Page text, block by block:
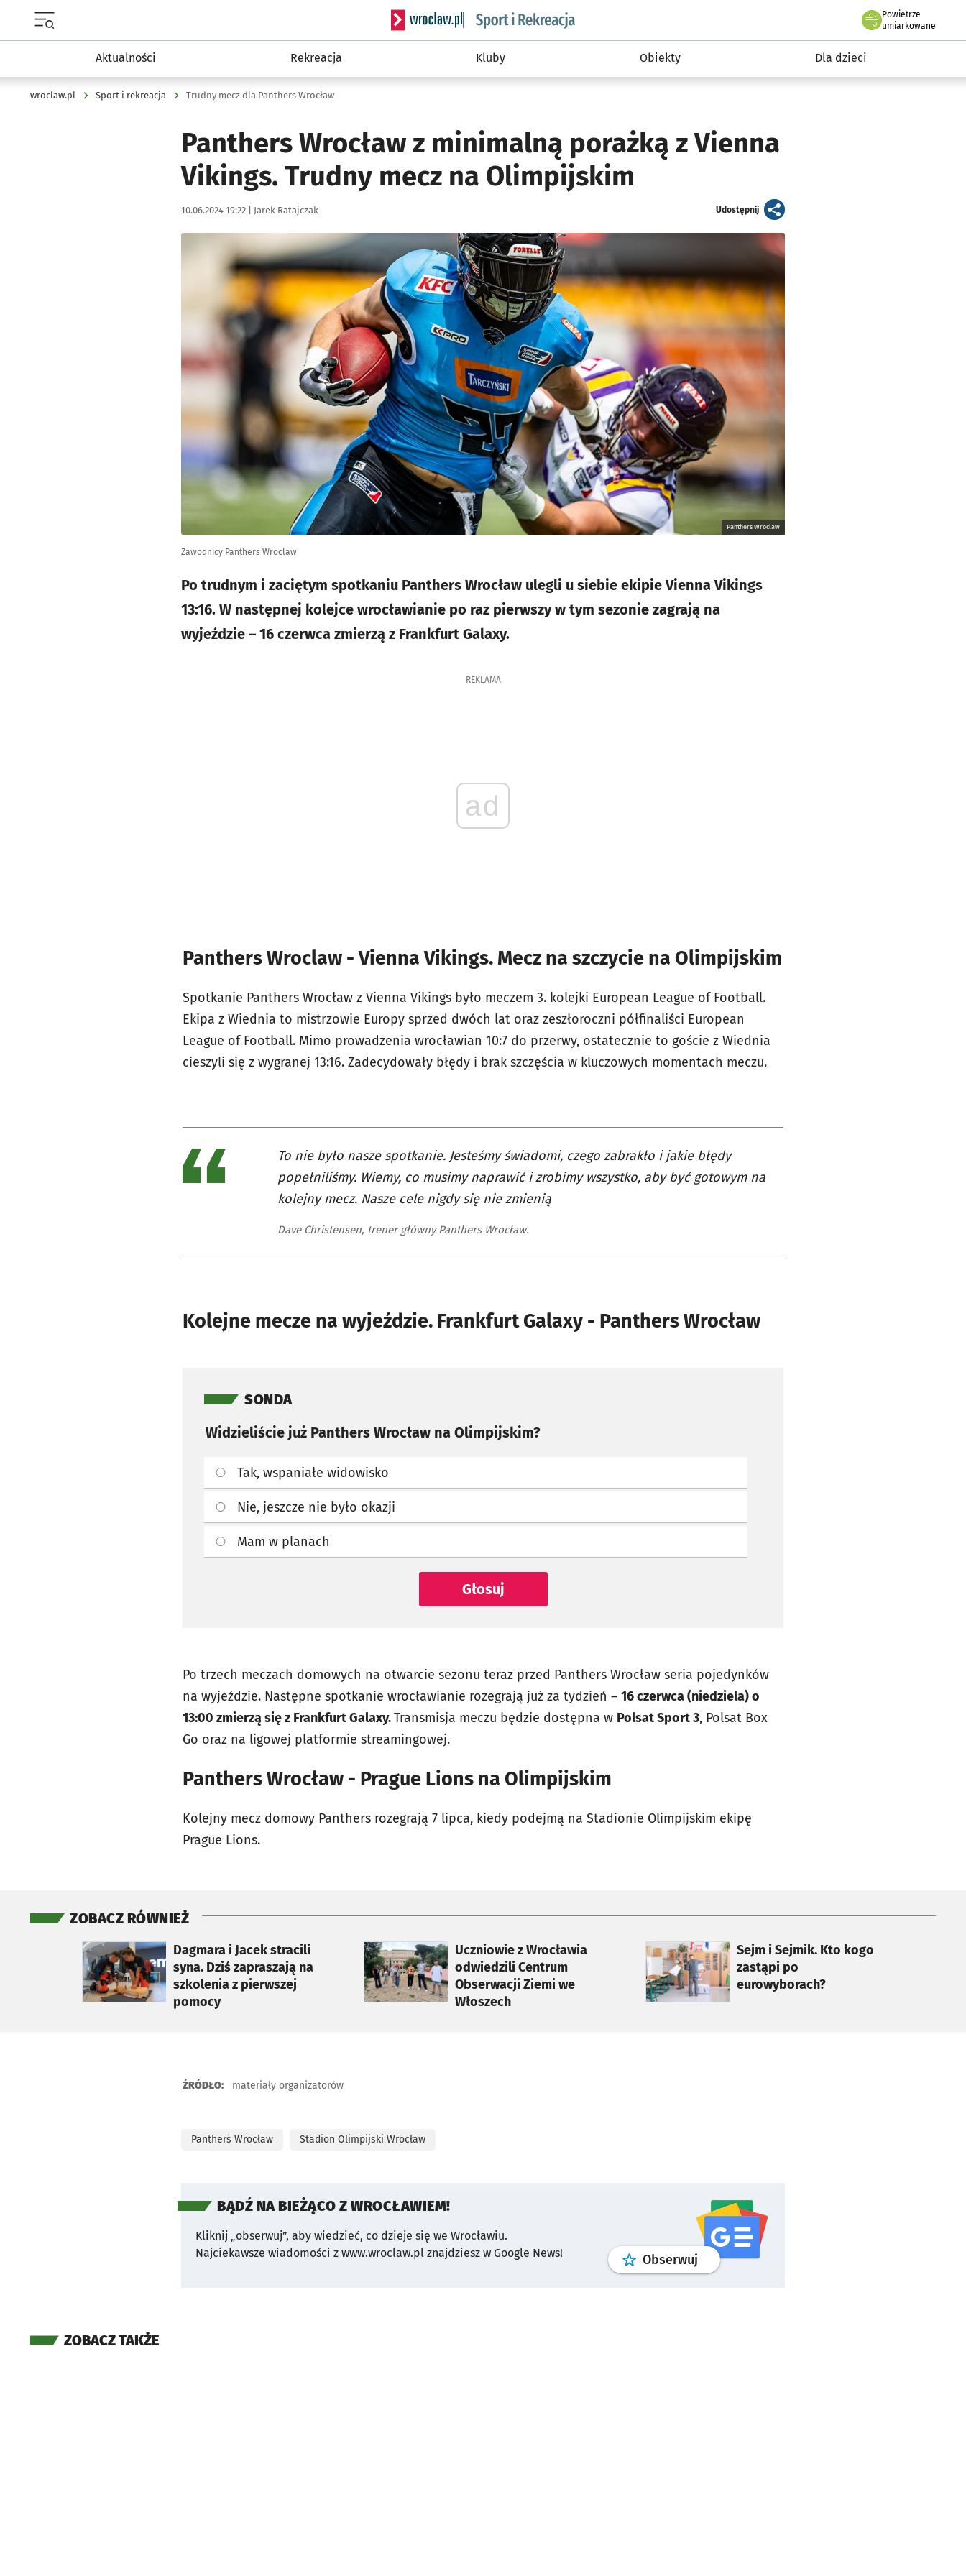
Serwis informacyjny wroclaw.pl podserwis: Sport i rekreacja
Powietrze
we Wrocławiu
umiarkowane
Aktualności Rekreacja Kluby Obiekty Dla dzieci
wroclaw.pl Sport i rekreacja Trudny mecz dla Panthers Wrocław
Panthers Wrocław z minimalną porażką z Vienna
Vikings. Trudny mecz na Olimpijskim
Data publikacji:
10.06.2024 19:22 | Autor:
Jarek Ratajczak Udostępnijartykuł
Kliknij, aby powiększyć
Panthers Wroclaw
Zawodnicy Panthers Wroclaw
Po trudnym i zaciętym spotkaniu Panthers Wrocław ulegli u siebie ekipie Vienna Vikings
13:16. W następnej kolejce wrocławianie po raz pierwszy w tym sezonie zagrają na
wyjeździe – 16 czerwca zmierzą z Frankfurt Galaxy.
REKLAMA
ad
Panthers Wroclaw - Vienna Vikings. Mecz na szczycie na Olimpijskim
Spotkanie Panthers Wrocław z Vienna Vikings było meczem 3. kolejki European League of Football.
Ekipa z Wiednia to mistrzowie Europy sprzed dwóch lat oraz zeszłoroczni półfinaliści European
League of Football. Mimo prowadzenia wrocławian 10:7 do przerwy, ostatecznie to goście z Wiednia
cieszyli się z wygranej 13:16. Zadecydowały błędy i brak szczęścia w kluczowych momentach meczu.
To nie było nasze spotkanie. Jesteśmy świadomi, czego zabrakło i jakie błędy
popełniliśmy. Wiemy, co musimy naprawić i zrobimy wszystko, aby być gotowym na
kolejny mecz. Nasze cele nigdy się nie zmienią
Dave Christensen, trener główny Panthers Wrocław.
Kolejne mecze na wyjeździe. Frankfurt Galaxy - Panthers Wrocław
SONDA
Widzieliście już Panthers Wrocław na Olimpijskim?
Tak, wspaniałe widowisko
Nie, jeszcze nie było okazji
Mam w planach
Głosuj
Po trzech meczach domowych na otwarcie sezonu teraz przed Panthers Wrocław seria pojedynków
na wyjeździe. Następne spotkanie wrocławianie rozegrają już za tydzień – 16 czerwca (niedziela) o
13:00 zmierzą się z Frankfurt Galaxy.Transmisja meczu będzie dostępna w Polsat Sport 3, Polsat Box
Go oraz na ligowej platformie streamingowej.
Panthers Wrocław - Prague Lions na Olimpijskim
Kolejny mecz domowy Panthers rozegrają 7 lipca, kiedy podejmą na Stadionie Olimpijskim ekipę
Prague Lions.
ZOBACZ RÓWNIEŻ
Dagmara i Jacek stracili
syna. Dziś zapraszają na
szkolenia z pierwszej
pomocy
otworzy się w nowej karcie
Uczniowie z Wrocławia
odwiedzili Centrum
Obserwacji Ziemi we
Włoszech
otworzy się w nowej karcie
Sejm i Sejmik. Kto kogo
zastąpi po
eurowyborach?
otworzy się w nowej karcie
ŹRÓDŁO: materiały organizatorów
Panthers Wrocław Stadion Olimpijski Wrocław
BĄDŹ NA BIEŻĄCO Z WROCŁAWIEM!
Kliknij „obserwuj”, aby wiedzieć, co dzieje się we Wrocławiu.
Najciekawsze wiadomości z www.wroclaw.pl znajdziesz w Google News!
Obserwuj profilgoogle news
ZOBACZ TAKŻE